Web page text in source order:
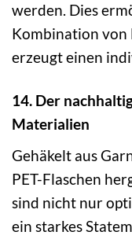
werden. Dies
Kombination von
erzeugt einen
14. Der
Materialien
Gehäkelt aus
PET-Flaschen
sind nicht nur
ein starkes